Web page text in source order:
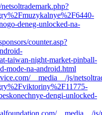
deneg-unlocked-na-
counter.asp?
taiwan-night-market-pinball-
mode-na-android.html
__media__/js/
dengi-unlocked-
__media__/js/